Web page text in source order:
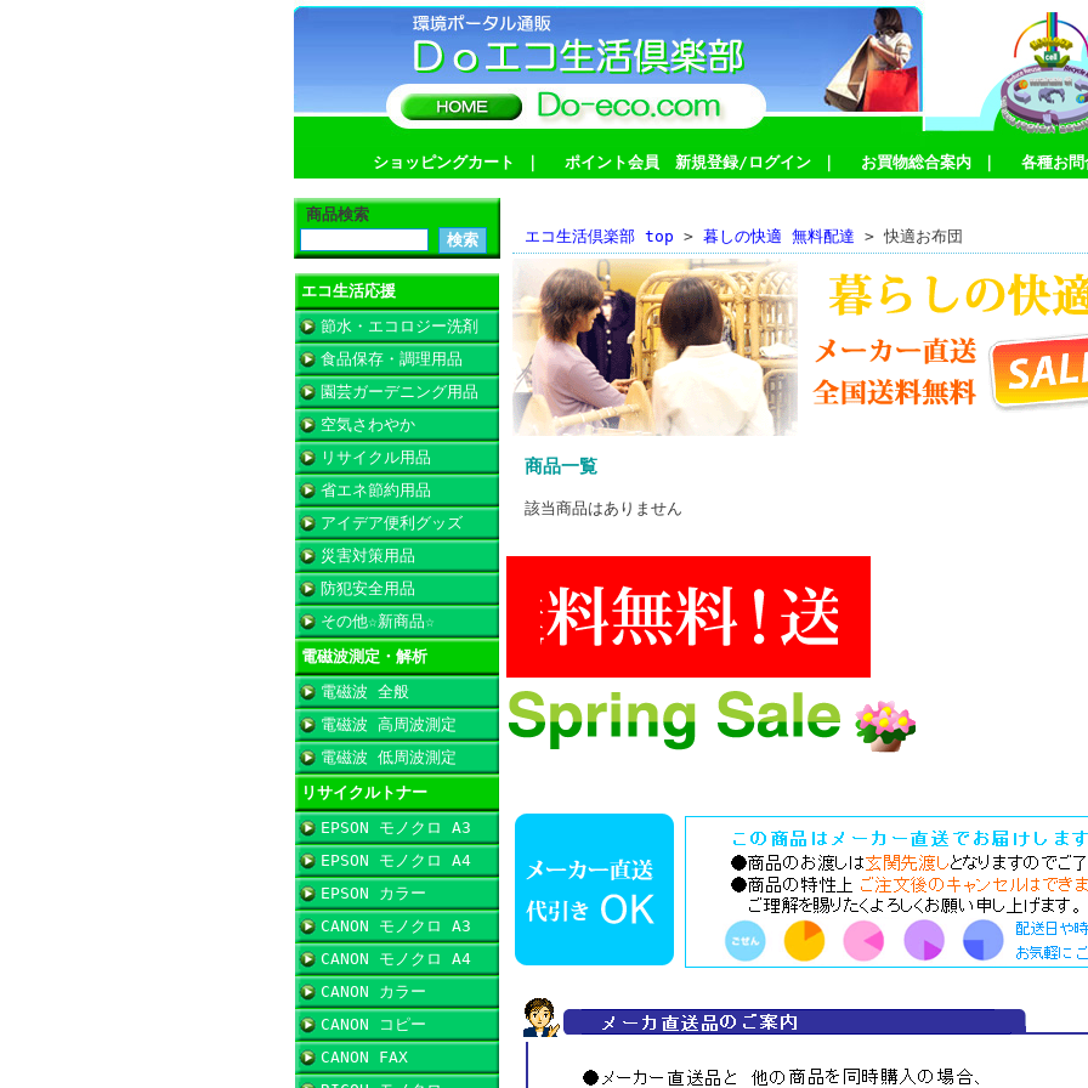
ショッピングカート ポイント会員 新規登録/ログイン お買物総合案内 各種お
商品検索
エコ生活応援
節水・エコロジー洗剤
食品保存・調理用品
園芸ガーデニング用品
空気さわやか
リサイクル用品
省エネ節約用品
アイデア便利グッズ
災害対策用品
防犯安全用品
その他☆新商品☆
電磁波測定・解析
電磁波 全般
電磁波 高周波測定
電磁波 低周波測定
リサイクルトナー
EPSON モノクロ A3
EPSON モノクロ A4
EPSON カラー
CANON モノクロ A3
CANON モノクロ A4
CANON カラー
CANON コピー
CANON FAX
エコ生活倶楽部 top > 暮しの快適 無料配達 > 快適お布団
商品一覧
該当商品はありません